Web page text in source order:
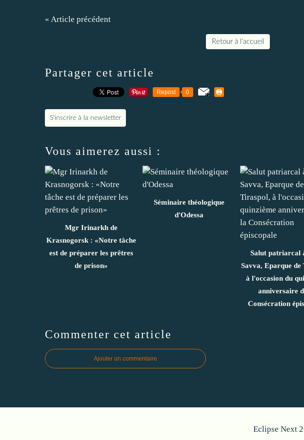
« Article précédent
Retour à l'accueil
Partager cet article
Repost 0
S'inscrire à la newsletter
Vous aimerez aussi :
Mgr Irinarkh de
Krasnogorsk : «Notre tâche
est de préparer les prêtres
de prison»
Séminaire théologique
d'Odessa
Salut patriarcal
Savva, Eparque de
à l'occasion du
anniversaire
Consécration
Commenter cet article
Ajouter un commentaire
Eclipse Next